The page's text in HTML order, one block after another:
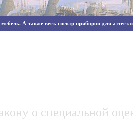
А также весь спектр приборов для
о специальной